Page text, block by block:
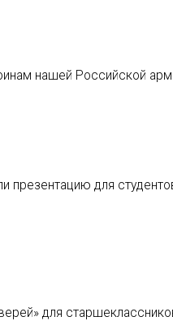
нашей Российской
презентацию для
для